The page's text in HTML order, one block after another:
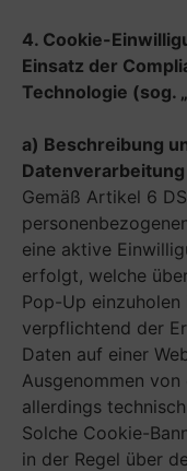
4. Cookie-
Einsatz der
Technologie (sog.
a) Beschreibung
Datenverarbeitung
Gemäß Artikel 6
eine aktive
erfolgt, welche
Pop-Up einzuholen
verpflichtend der
Daten auf einer
Ausgenommen
allerdings
Solche Cookie-
in der Regel über